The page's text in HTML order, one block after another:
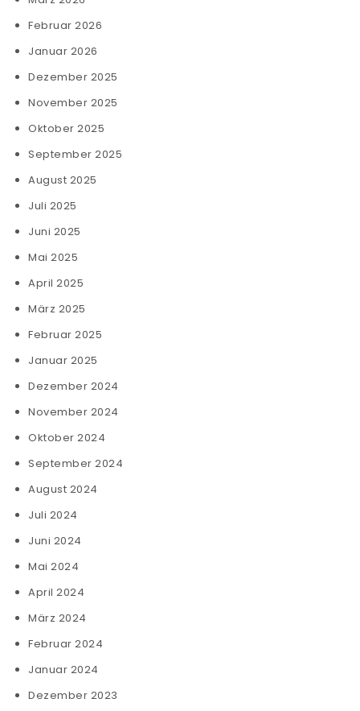
Februar 2026
Januar 2026
Dezember 2025
November 2025
Oktober 2025
September 2025
August 2025
Juli 2025
Juni 2025
Mai 2025
April 2025
März 2025
Februar 2025
Januar 2025
Dezember 2024
November 2024
Oktober 2024
September 2024
August 2024
Juli 2024
Juni 2024
Mai 2024
April 2024
März 2024
Februar 2024
Januar 2024
Dezember 2023